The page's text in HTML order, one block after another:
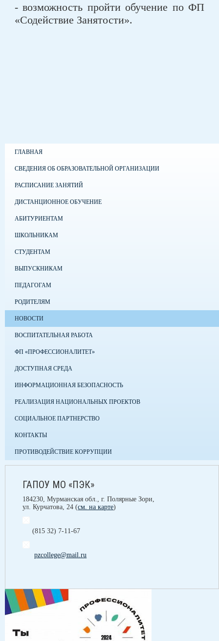
- возможность пройти обучение по ФП
«Содействие Занятости».
ГЛАВНАЯ
СВЕДЕНИЯ ОБ ОБРАЗОВАТЕЛЬНОЙ ОРГАНИЗАЦИИ
РАСПИСАНИЕ ЗАНЯТИЙ
ДИСТАНЦИОННОЕ ОБУЧЕНИЕ
АБИТУРИЕНТАМ
ШКОЛЬНИКАМ
СТУДЕНТАМ
ВЫПУСКНИКАМ
ПЕДАГОГАМ
РОДИТЕЛЯМ
НОВОСТИ
ВОСПИТАТЕЛЬНАЯ РАБОТА
ФП «ПРОФЕССИОНАЛИТЕТ»
ДОСТУПНАЯ СРЕДА
ИНФОРМАЦИОННАЯ БЕЗОПАСНОСТЬ
РЕАЛИЗАЦИЯ НАЦИОНАЛЬНЫХ ПРОЕКТОВ
СОЦИАЛЬНОЕ ПАРТНЕРСТВО
КОНТАКТЫ
ПРОТИВОДЕЙСТВИЕ КОРРУПЦИИ
ГАПОУ МО «ПЭК»
184230, Мурманская обл., г. Полярные Зори,
ул. Курчатова, 24 (см. на карте)
(815 32) 7-11-67
pzcollege@mail.ru